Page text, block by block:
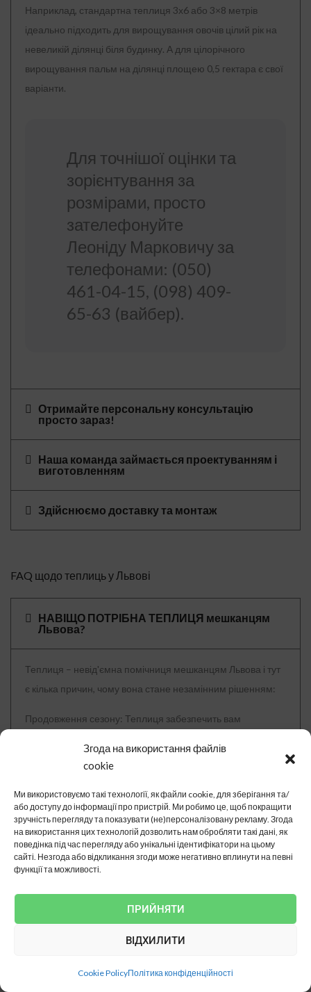
Згода на використання файлів
cookie
Ми використовуємо такі технології, як файли cookie, для зберігання та/
або доступу до інформації про пристрій. Ми робимо це, щоб покращити
зручність перегляду та показувати (не)персоналізовану рекламу. Згода
на використання цих технологій дозволить нам обробляти такі дані, як
поведінка під час перегляду або унікальні ідентифікатори на цьому
сайті. Незгода або відкликання згоди може негативно вплинути на певні
функції та можливості.
ПРИЙНЯТИ
ВІДХИЛИТИ
Cookie PolicyПолітика конфіденційності
Наприклад, стандартна теплиця 3х6 або 3×8 метрів
ідеально підходить для вирощування овочів цілий рік на
невеликій ділянці біля будинку. А для цілорічного
вирощування пальм на ділянці площею 0,5 гектара є свої
варіанти.
Для точнішої оцінки та
зорієнтування за
розмірами, просто
зателефонуйте
Леоніду Марковичу за
телефонами: (050)
461-04-15, (098) 409-
65-63 (вайбер).
Отримайте персональну консультацію
просто зараз!
Наша команда займається проектуванням і
виготовленням
Здійснюємо доставку та монтаж
FAQ щодо теплиць у Львові
НАВІЩО ПОТРІБНА ТЕПЛИЦЯ мешканцям
Львова?
Теплиця – невід'ємна помічниця мешканцям Львова і тут
є кілька причин, чому вона стане незамінним рішенням:
Продовження сезону: Теплиця забезпечить вам
холодні місяці, даючи змогу отримувати свіжі та смачні
Захист від погоди: Теплиця вбереже рослини від негоди,
вітру і сильних дощів, створюючи оптимальні умови для
їхнього росту і розвитку.
Високий урожай: Завдяки оптимальним умовам і
контролю над мікрокліматом, у вас буде можливість
отримати більш рясний урожай, ніж на відкритому ґрунті.
Екологічна чистота: Вирощування своїх овочів і зелені
Хобі та задоволення: Можливість займатися